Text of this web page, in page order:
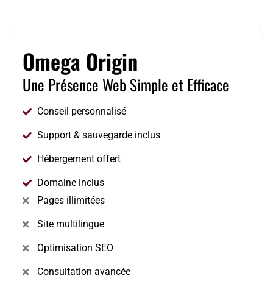
Omega Origin
Une Présence Web Simple et Efficace
Conseil personnalisé
Support & sauvegarde inclus
Hébergement offert
Domaine inclus
Pages illimitées
Site multilingue
Optimisation SEO
Consultation avancée